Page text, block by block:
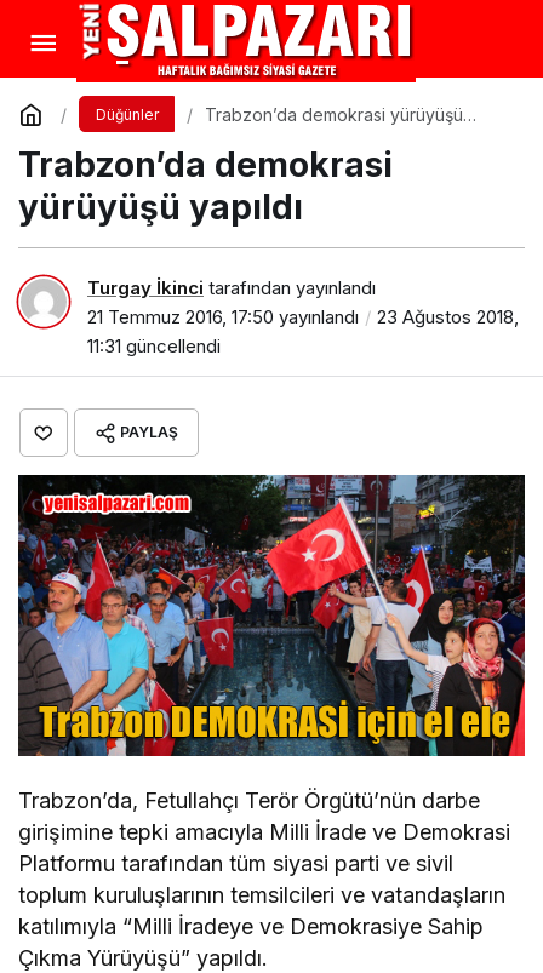
Düğünler
Trabzon’da demokrasi yürüyüşü
Trabzon’da demokrasi
yürüyüşü yapıldı
Turgay İkinci tarafından yayınlandı
21 Temmuz 2016, 17:50 yayınlandı
23 Ağustos 2018,
11:31 güncellendi
PAYLAŞ
Trabzon’da, Fetullahçı Terör Örgütü’nün darbe
girişimine tepki amacıyla Milli İrade ve Demokrasi
Platformu tarafından tüm siyasi parti ve sivil
toplum kuruluşlarının temsilcileri ve vatandaşların
katılımıyla “Milli İradeye ve Demokrasiye Sahip
Çıkma Yürüyüşü” yapıldı.